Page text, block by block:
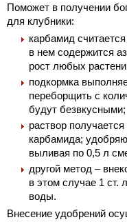
Поможет в получении
для клубники:
карбамид
в нем содержится
рост любых
подкормка
переборщить с
будут безвкусными;
раствор
карбамида;
выливая по 0,5 л
другой метод –
в этом случае 1 ст.
воды.
Внесение удобрений